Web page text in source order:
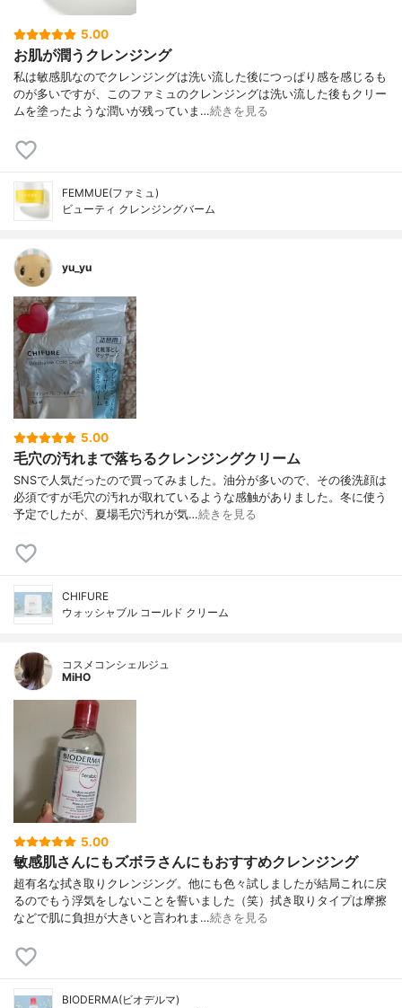
5.00
お肌が潤うクレンジング
私は敏感肌なのでクレンジングは洗い流した後につっぱり感を感じるも
のが多いですが、このファミュのクレンジングは洗い流した後もクリー
ムを塗ったような潤いが残っていま…続きを見る
FEMMUE(ファミュ)
ビューティ クレンジングバーム
yu_yu
5.00
毛穴の汚れまで落ちるクレンジングクリーム
SNSで人気だったので買ってみました。油分が多いので、その後洗顔は
必須ですが毛穴の汚れが取れているような感触がありました。冬に使う
予定でしたが、夏場毛穴汚れが気…続きを見る
CHIFURE
ウォッシャブル コールド クリーム
コスメコンシェルジュ
MiHO
5.00
敏感肌さんにもズボラさんにもおすすめクレンジング
超有名な拭き取りクレンジング。他にも色々試しましたが結局これに戻
るのでもう浮気をしないことを誓いました（笑）拭き取りタイプは摩擦
などで肌に負担が大きいと言われま…続きを見る
BIODERMA(ビオデルマ)